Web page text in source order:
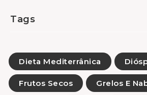
Tags
Dieta Mediterrânica
Frutos Secos Grelos E